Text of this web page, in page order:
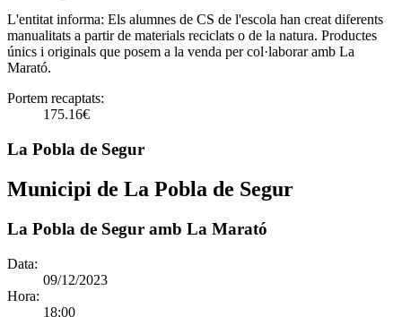
L'entitat informa: Els alumnes de CS de l'escola han creat diferents
manualitats a partir de materials reciclats o de la natura. Productes
únics i originals que posem a la venda per col·laborar amb La
Marató.
Portem recaptats:
175.16€
La Pobla de Segur
Municipi de La Pobla de Segur
La Pobla de Segur amb La Marató
Data:
09/12/2023
Hora:
18:00